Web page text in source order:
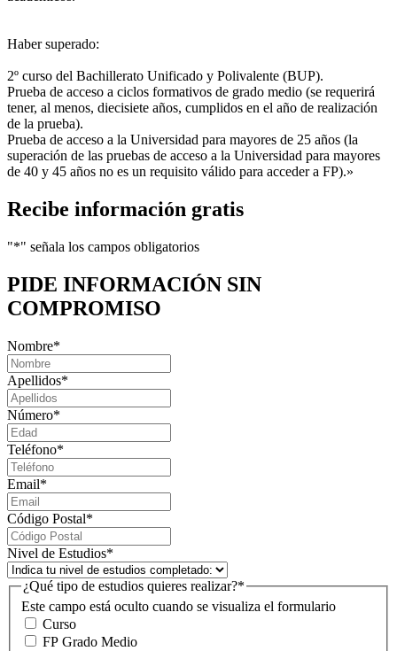
Haber superado:
2º curso del Bachillerato Unificado y Polivalente (BUP).
Prueba de acceso a ciclos formativos de grado medio (se requerirá
tener, al menos, diecisiete años, cumplidos en el año de realización
de la prueba).
Prueba de acceso a la Universidad para mayores de 25 años (la
superación de las pruebas de acceso a la Universidad para mayores
de 40 y 45 años no es un requisito válido para acceder a FP).»
Recibe información gratis
"*" señala los campos obligatorios
PIDE INFORMACIÓN SIN
COMPROMISO
Nombre*
Apellidos*
Número*
Teléfono*
Email*
Código Postal*
Nivel de Estudios*
Este campo está oculto cuando se visualiza el formulario
¿Qué tipo de estudios quieres realizar?*
Curso
FP Grado Medio